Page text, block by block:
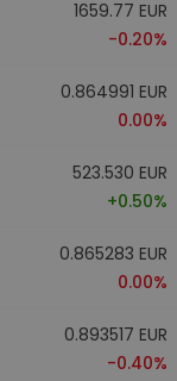
1659.77 EUR
-0.20%
0.864991 EUR
0.00%
523.530 EUR
+0.50%
0.865283 EUR
0.00%
0.893517 EUR
-0.40%